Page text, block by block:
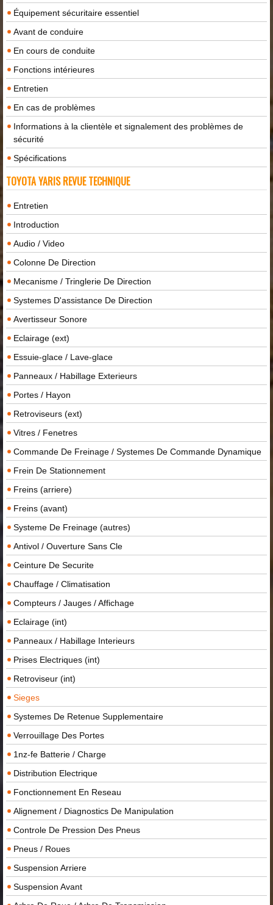
Équipement sécuritaire essentiel
Avant de conduire
En cours de conduite
Fonctions intérieures
Entretien
En cas de problèmes
Informations à la clientèle et signalement des problèmes de
sécurité
Spécifications
TOYOTA YARIS REVUE TECHNIQUE
Entretien
Introduction
Audio / Video
Colonne De Direction
Mecanisme / Tringlerie De Direction
Systemes D'assistance De Direction
Avertisseur Sonore
Eclairage (ext)
Essuie-glace / Lave-glace
Panneaux / Habillage Exterieurs
Portes / Hayon
Retroviseurs (ext)
Vitres / Fenetres
Commande De Freinage / Systemes De Commande Dynamique
Frein De Stationnement
Freins (arriere)
Freins (avant)
Systeme De Freinage (autres)
Antivol / Ouverture Sans Cle
Ceinture De Securite
Chauffage / Climatisation
Compteurs / Jauges / Affichage
Eclairage (int)
Panneaux / Habillage Interieurs
Prises Electriques (int)
Retroviseur (int)
Sieges
Systemes De Retenue Supplementaire
Verrouillage Des Portes
1nz-fe Batterie / Charge
Distribution Electrique
Fonctionnement En Reseau
Alignement / Diagnostics De Manipulation
Controle De Pression Des Pneus
Pneus / Roues
Suspension Arriere
Suspension Avant